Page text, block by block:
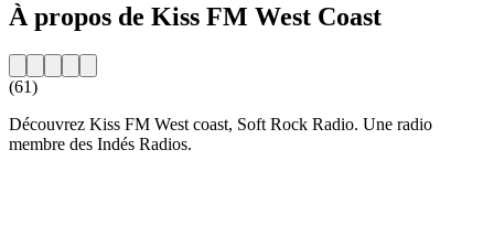
À propos de Kiss FM West Coast
(61)
Découvrez Kiss FM West coast, Soft Rock Radio. Une radio
membre des Indés Radios.